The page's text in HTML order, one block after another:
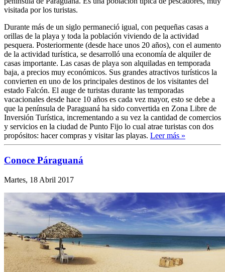
visitada por los turistas.
Durante más de un siglo permaneció igual, con pequeñas casas a
orillas de la playa y toda la población viviendo de la actividad
pesquera. Posteriormente (desde hace unos 20 años), con el aumento
de la actividad turística, se desarrolló una economía de alquiler de
casas importante. Las casas de playa son alquiladas en temporada
baja, a precios muy económicos. Sus grandes atractivos turísticos la
convierten en uno de los principales destinos de los visitantes del
estado Falcón. El auge de turistas durante las temporadas
vacacionales desde hace 10 años es cada vez mayor, esto se debe a
que la península de Paraguaná ha sido convertida en Zona Libre de
Inversión Turística, incrementando a su vez la cantidad de comercios
y servicios en la ciudad de Punto Fijo lo cual atrae turistas con dos
propósitos: hacer compras y visitar las playas. Leer más »
Conoce Páraguaná
Martes, 18 Abril 2017